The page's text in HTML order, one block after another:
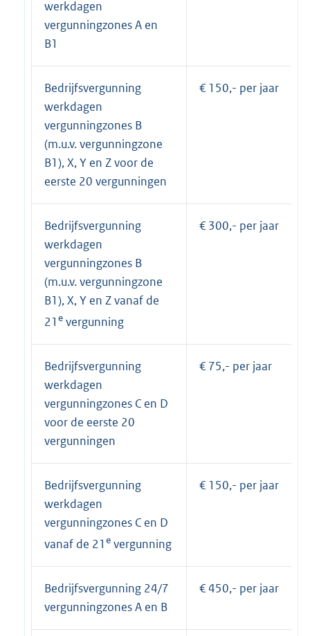
werkdagen
vergunningzones A en
B1
Bedrijfsvergunning
werkdagen
vergunningzones B
(m.u.v. vergunningzone
B1), X, Y en Z voor de
eerste 20 vergunningen
€ 150,- per jaar
Bedrijfsvergunning
werkdagen
vergunningzones B
(m.u.v. vergunningzone
B1), X, Y en Z vanaf de
21 e vergunning
€ 300,- per jaar
Bedrijfsvergunning
werkdagen
vergunningzones C en D
voor de eerste 20
vergunningen
€ 75,- per jaar
Bedrijfsvergunning
werkdagen
vergunningzones C en D
vanaf de 21 e vergunning
€ 150,- per jaar
Bedrijfsvergunning 24/7
vergunningzones A en B
€ 450,- per jaar